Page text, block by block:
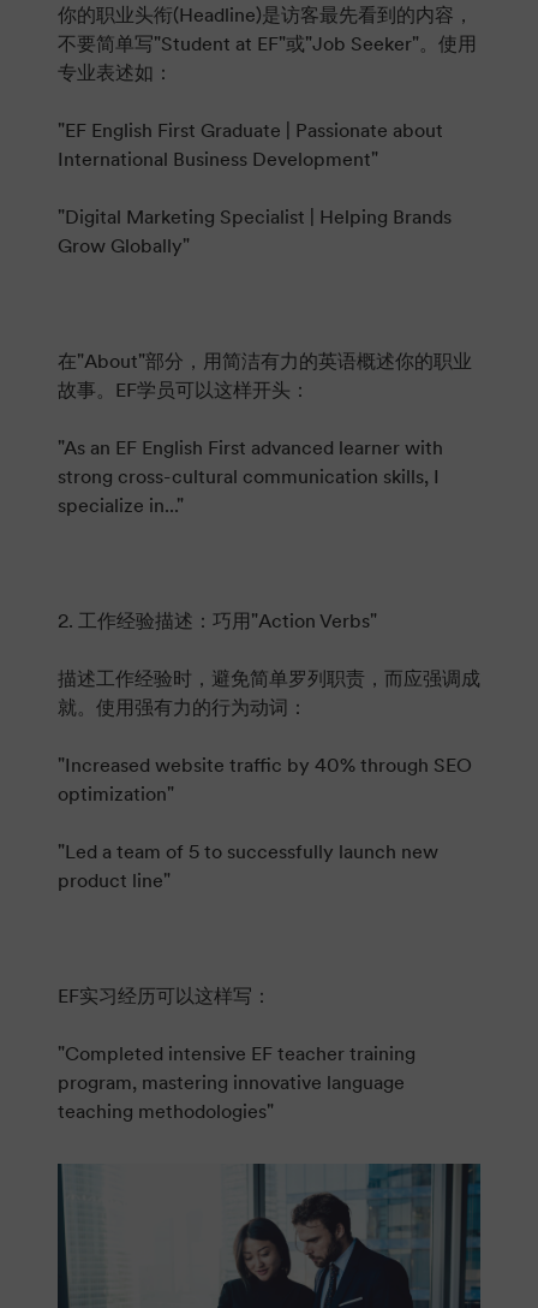
你的职业头衔(Headline)是访客最先看到的内容，
不要简单写"Student at EF"或"Job Seeker"。使用
专业表述如：
"EF English First Graduate | Passionate about
International Business Development"
"Digital Marketing Specialist | Helping Brands
Grow Globally"
在"About"部分，用简洁有力的英语概述你的职业
故事。EF学员可以这样开头：
"As an EF English First advanced learner with
strong cross-cultural communication skills, I
specialize in..."
2. 工作经验描述：巧用"Action Verbs"
描述工作经验时，避免简单罗列职责，而应强调成
就。使用强有力的行为动词：
"Increased website traffic by 40% through SEO
optimization"
"Led a team of 5 to successfully launch new
product line"
EF实习经历可以这样写：
"Completed intensive EF teacher training
program, mastering innovative language
teaching methodologies"